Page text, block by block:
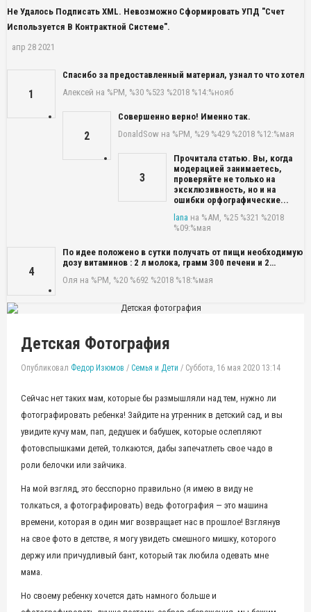
Не Удалось Подписать XML. Невозможно Сформировать УПД "Счет
Используется В Контрактной Системе".
апр 28 2021
1
Спасибо за предоставленный материал, узнал то что хотел
Алексей на %PM, %30 %523 %2018 %14:%нояб
2
Совершенно верно! Именно так.
DonaldSow на %PM, %29 %429 %2018 %12:%мая
3
Прочитала статью. Вы, когда
модерацией занимаетесь,
проверяйте не только на
эксклюзивность, но и на
ошибки орфографические...
lana на %AM, %25 %321 %2018
%09:%мая
4
По идее положено в сутки получать от пищи необходимую
дозу витаминов : 2 л молока, грамм 300 печени и 2…
Оля на %PM, %20 %692 %2018 %18:%мая
Детская Фотография
Опубликовал Федор Изюмов / Семья и Дети / Суббота, 16 мая 2020 13:14
Сейчас нет таких мам, которые бы размышляли над тем, нужно ли
фотографировать ребенка! Зайдите на утренник в детский сад, и вы
увидите кучу мам, пап, дедушек и бабушек, которые ослепляют
фотовспышками детей, толкаются, дабы запечатлеть свое чадо в
роли белочки или зайчика.
На мой взгляд, это бесспорно правильно (я имею в виду не
толкаться, а фотографировать) ведь фотография — это машина
времени, которая в один миг возвращает нас в прошлое! Взглянув
на свое фото в детстве, я могу увидеть смешного мишку, которого
держу или причудливый бант, который так любила одевать мне
мама.
Но своему ребенку хочется дать намного больше и